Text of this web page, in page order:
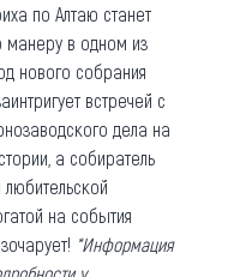
по Алтаю станет
манеру в одном из
нового собрания
встречей с
дела на
а собиратель
на события
*Информация